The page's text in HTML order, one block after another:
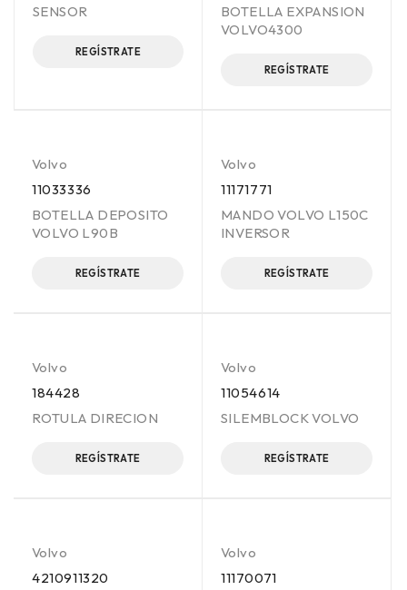
SENSOR
REGÍSTRATE
BOTELLA EXPANSION
VOLVO4300
REGÍSTRATE
Volvo
11033336
BOTELLA DEPOSITO
VOLVO L90B
REGÍSTRATE
Volvo
11171771
MANDO VOLVO L150C
INVERSOR
REGÍSTRATE
Volvo
184428
ROTULA DIRECION
REGÍSTRATE
Volvo
11054614
SILEMBLOCK VOLVO
REGÍSTRATE
Volvo
4210911320
Volvo
11170071